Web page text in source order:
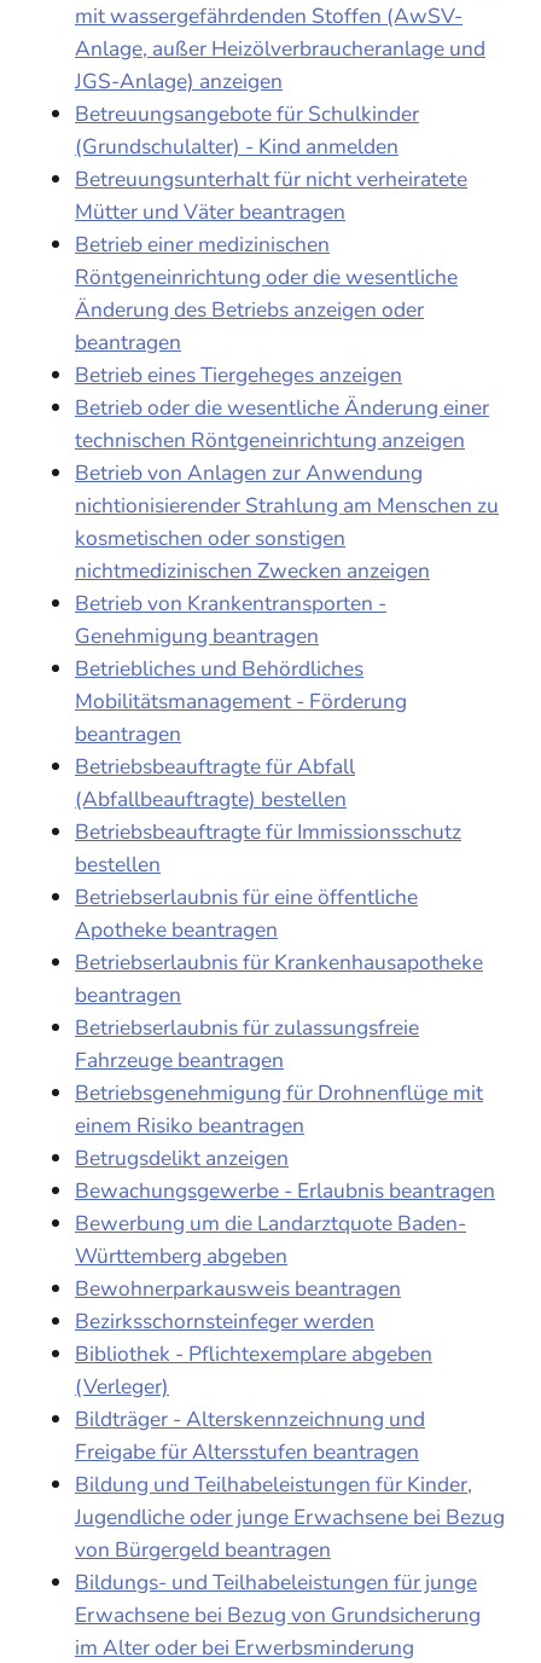
mit wassergefährdenden Stoffen (AwSV-
Anlage, außer Heizölverbraucheranlage und
JGS-Anlage) anzeigen
Betreuungsangebote für Schulkinder
(Grundschulalter) - Kind anmelden
Betreuungsunterhalt für nicht verheiratete
Mütter und Väter beantragen
Betrieb einer medizinischen
Röntgeneinrichtung oder die wesentliche
Änderung des Betriebs anzeigen oder
beantragen
Betrieb eines Tiergeheges anzeigen
Betrieb oder die wesentliche Änderung einer
technischen Röntgeneinrichtung anzeigen
Betrieb von Anlagen zur Anwendung
nichtionisierender Strahlung am Menschen zu
kosmetischen oder sonstigen
nichtmedizinischen Zwecken anzeigen
Betrieb von Krankentransporten -
Genehmigung beantragen
Betriebliches und Behördliches
Mobilitätsmanagement - Förderung
beantragen
Betriebsbeauftragte für Abfall
(Abfallbeauftragte) bestellen
Betriebsbeauftragte für Immissionsschutz
bestellen
Betriebserlaubnis für eine öffentliche
Apotheke beantragen
Betriebserlaubnis für Krankenhausapotheke
beantragen
Betriebserlaubnis für zulassungsfreie
Fahrzeuge beantragen
Betriebsgenehmigung für Drohnenflüge mit
einem Risiko beantragen
Betrugsdelikt anzeigen
Bewachungsgewerbe - Erlaubnis beantragen
Bewerbung um die Landarztquote Baden-
Württemberg abgeben
Bewohnerparkausweis beantragen
Bezirksschornsteinfeger werden
Bibliothek - Pflichtexemplare abgeben
(Verleger)
Bildträger - Alterskennzeichnung und
Freigabe für Altersstufen beantragen
Bildung und Teilhabeleistungen für Kinder,
Jugendliche oder junge Erwachsene bei Bezug
von Bürgergeld beantragen
Bildungs- und Teilhabeleistungen für junge
Erwachsene bei Bezug von Grundsicherung
im Alter oder bei Erwerbsminderung